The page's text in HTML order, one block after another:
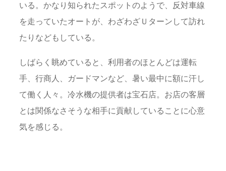
いる。かなり知られたスポットのようで、反対車線
を走っていたオートが、わざわざＵターンして訪れ
たりなどもしている。
しばらく眺めていると、利用者のほとんどは運転
手、行商人、ガードマンなど、暑い最中に額に汗し
て働く人々。冷水機の提供者は宝石店。お店の客層
とは関係なさそうな相手に貢献していることに心意
気を感じる。